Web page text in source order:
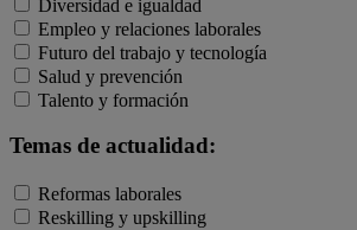
Diversidad e igualdad
Empleo y relaciones laborales
Futuro del trabajo y tecnología
Salud y prevención
Talento y formación
Temas de actualidad:
Reformas laborales
Reskilling y upskilling